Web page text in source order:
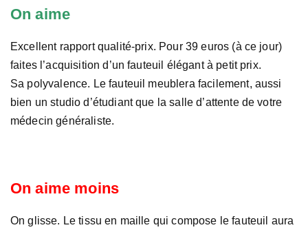
On aime
Excellent rapport qualité-prix. Pour 39 euros (à ce jour)
faites l’acquisition d’un fauteuil élégant à petit prix.
Sa polyvalence. Le fauteuil meublera facilement, aussi
bien un studio d’étudiant que la salle d’attente de votre
médecin généraliste.
On aime moins
On glisse. Le tissu en maille qui compose le fauteuil aura